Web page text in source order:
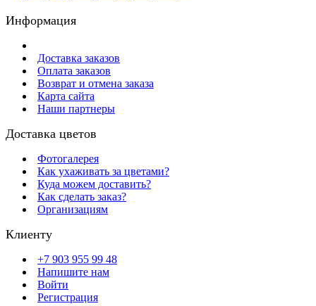
Информация
Доставка заказов
Оплата заказов
Возврат и отмена заказа
Карта сайта
Наши партнеры
Доставка цветов
Фотогалерея
Как ухаживать за цветами?
Куда можем доставить?
Как сделать заказ?
Организациям
Клиенту
+7 903 955 99 48
Напишите нам
Войти
Регистрация